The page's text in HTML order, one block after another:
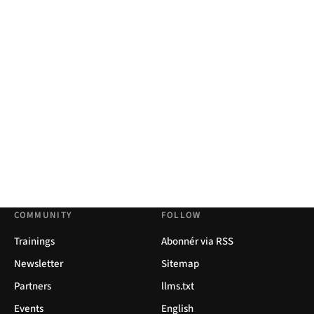
COMMUNITY
Trainings
Newsletter
Partners
Events
FOLLOW
Abonnér via RSS
Sitemap
llms.txt
English